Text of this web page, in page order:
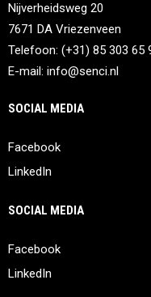
Nijverheidsweg 20
7671 DA Vriezenveen
Telefoon: (+31) 85 303 65
E-mail: info@senci.nl
SOCIAL MEDIA
Facebook
LinkedIn
SOCIAL MEDIA
Facebook
LinkedIn